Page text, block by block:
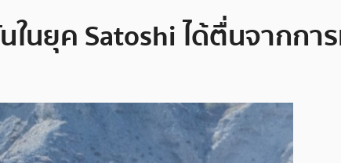
นยุค Satoshi ได้ตื่นจากกา